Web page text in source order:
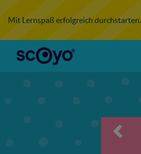
Mit Lernspaß erfolgreich